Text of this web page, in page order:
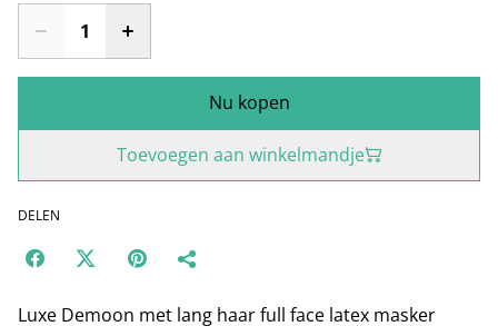
Nu kopen
Toevoegen aan winkelmandje
DELEN
Luxe Demoon met lang haar full face latex masker